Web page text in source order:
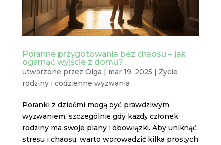
Poranne przygotowania bez chaosu – jak
ogarnąć wyjście z domu?
utworzone przez Olga | mar 19, 2025 | Życie
rodziny i codzienne wyzwania
Poranki z dziećmi mogą być prawdziwym
wyzwaniem, szczególnie gdy każdy członek
rodziny ma swoje plany i obowiązki. Aby uniknąć
stresu i chaosu, warto wprowadzić kilka prostych